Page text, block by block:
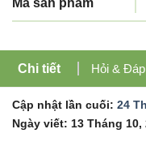
Chi tiết Hỏi & Đáp
Cập nhật lần cuối: 24
Ngày viết: 13 Tháng 10,